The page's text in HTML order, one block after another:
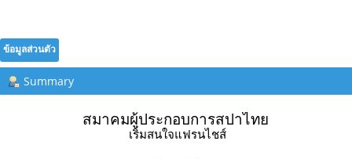
ข้อมูลส่วนตัว
Summary
สมาคมผู้ประกอบการสปาไทย
เริ่มสนใจแฟรนไชส์